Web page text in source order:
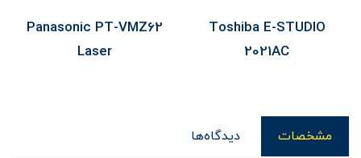
Toshiba E-STUDIO
2021AC
Panasonic PT-VMZ62
Laser
مشخصات دیدگاه‌ها